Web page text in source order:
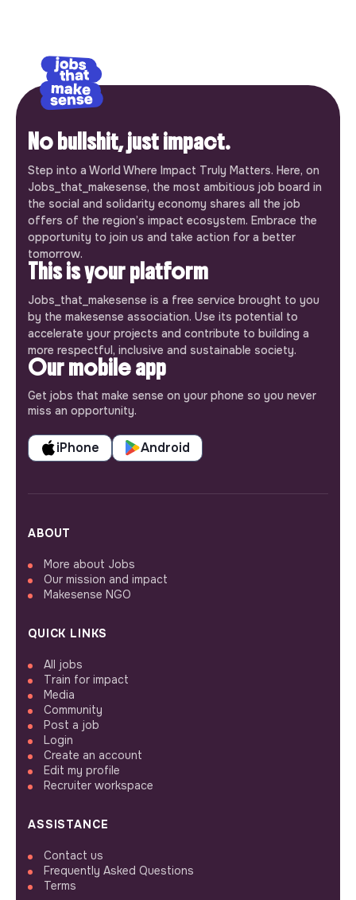
No bullshit, just impact.
Step into a World Where Impact Truly Matters. Here, on
Jobs_that_makesense, the most ambitious job board in
the social and solidarity economy shares all the job
offers of the region’s impact ecosystem. Embrace the
opportunity to join us and take action for a better
tomorrow.
This is your platform
Jobs_that_makesense is a free service brought to you
by the makesense association. Use its potential to
accelerate your projects and contribute to building a
more respectful, inclusive and sustainable society.
Our mobile app
Get jobs that make sense on your phone so you never
miss an opportunity.
iPhone Android
ABOUT
More about Jobs
Our mission and impact
Makesense NGO
QUICK LINKS
All jobs
Train for impact
Media
Community
Post a job
Login
Create an account
Edit my profile
Recruiter workspace
ASSISTANCE
Contact us
Frequently Asked Questions
Terms